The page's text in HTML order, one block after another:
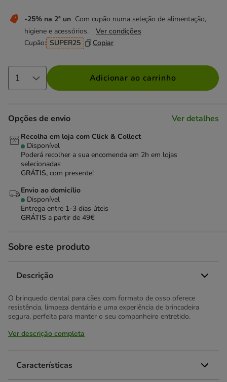
-25% na 2ª un Com cupão numa seleção de alimentação,
higiene e acessórios.
Ver condições
Cupão: SUPER25 Copiar
Adicionar ao carrinho
Opções de envio Ver detalhes
Recolha em loja com Click & Collect
Disponível
Poderá recolher a sua encomenda em 2h em lojas
selecionadas
GRÁTIS, com presente!
Envio ao domicílio
Disponível
Entrega entre 1-3 dias úteis
GRÁTIS a partir de 49€
Sobre este produto
Descrição
O brinquedo dental para cães com formato de osso oferece
resistência, limpeza dentária e uma experiência de brincadeira
segura, perfeita para manter o seu companheiro entretido.
Ver descrição completa
Características